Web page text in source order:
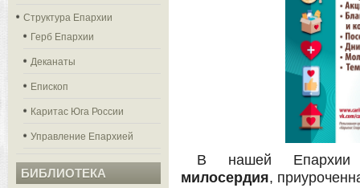
Структура Епархии
Герб Епархии
Деканаты
Епископ
Каритас Юга России
Управление Епархией
БИБЛИОТЕКА
В нашей Епархии
милосердия,